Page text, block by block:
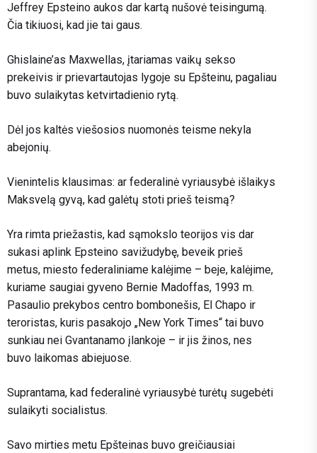
Jeffrey Epsteino aukos dar kartą nušovė teisingumą.
Čia tikiuosi, kad jie tai gaus.
Ghislaine’as Maxwellas, įtariamas vaikų sekso
prekeivis ir prievartautojas lygoje su Epšteinu, pagaliau
buvo sulaikytas ketvirtadienio rytą.
Dėl jos kaltės viešosios nuomonės teisme nekyla
abejonių.
Vienintelis klausimas: ar federalinė vyriausybė išlaikys
Maksvelą gyvą, kad galėtų stoti prieš teismą?
Yra rimta priežastis, kad sąmokslo teorijos vis dar
sukasi aplink Epsteino savižudybę, beveik prieš
metus, miesto federaliniame kalėjime – beje, kalėjime,
kuriame saugiai gyveno Bernie Madoffas, 1993 m.
Pasaulio prekybos centro bombonešis, El Chapo ir
teroristas, kuris pasakojo „New York Times“ tai buvo
sunkiau nei Gvantanamo įlankoje – ir jis žinos, nes
buvo laikomas abiejuose.
Suprantama, kad federalinė vyriausybė turėtų sugebėti
sulaikyti socialistus.
Savo mirties metu Epšteinas buvo greičiausiai